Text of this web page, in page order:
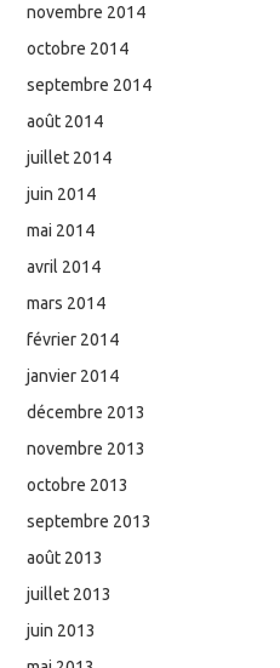
novembre 2014
octobre 2014
septembre 2014
août 2014
juillet 2014
juin 2014
mai 2014
avril 2014
mars 2014
février 2014
janvier 2014
décembre 2013
novembre 2013
octobre 2013
septembre 2013
août 2013
juillet 2013
juin 2013